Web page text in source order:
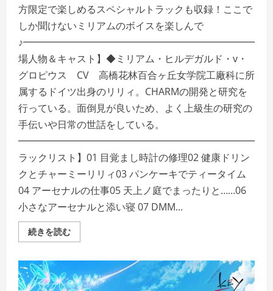
方限定で楽しめるスペシャルトラックも収録！ここで
しか聞けないミリアムのボイスを楽しんで
♪━━━━━━━━━━━━━━━━━━━━━━━━━━
場人物＆キャスト】◆ミリアム・ヒルデガルド・v・
グロピウス CV 高橋花林百合ヶ丘女学院工廠科に所
属するドイツ出身のリリィ。CHARMの開発と研究を
行っている。面倒見が良いため、よく上級生の研究の
手伝いや日常の世話をしている。
━━━━━━━━━━━━━━━━━━━━━━━━━━
ラックリスト】01 目覚まし時計の修理02 健康ドリン
クとチャーミーリリィ03 パンケーキでティータイム
04 アーセナルの仕事05 天上ノ庭でまったりと……06
小さなアーセナルと添い寝 07 DMM...
続きを読む『ア
サ
リ
ィ